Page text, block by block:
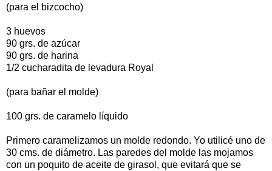
(para el bizcocho)
3 huevos
90 grs. de azúcar
90 grs. de harina
1/2 cucharadita de levadura Royal
(para bañar el molde)
100 grs. de caramelo líquido
Primero caramelizamos un molde redondo. Yo utilicé uno de
30 cms. de diámetro. Las paredes del molde las mojamos
con un poquito de aceite de girasol, que evitará que se